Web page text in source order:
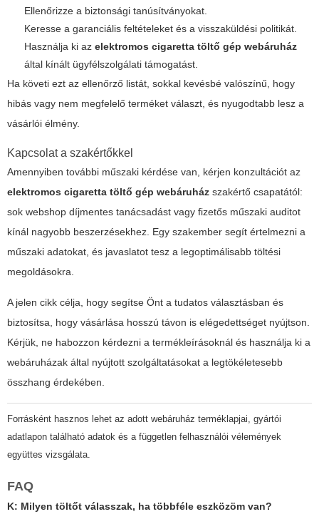
Ellenőrizze a biztonsági tanúsítványokat.
Keresse a garanciális feltételeket és a visszaküldési politikát.
Használja ki az elektromos cigaretta töltő gép webáruház
által kínált ügyfélszolgálati támogatást.
Ha követi ezt az ellenőrző listát, sokkal kevésbé valószínű, hogy
hibás vagy nem megfelelő terméket választ, és nyugodtabb lesz a
vásárlói élmény.
Kapcsolat a szakértőkkel
Amennyiben további műszaki kérdése van, kérjen konzultációt az
elektromos cigaretta töltő gép webáruház szakértő csapatától:
sok webshop díjmentes tanácsadást vagy fizetős műszaki auditot
kínál nagyobb beszerzésekhez. Egy szakember segít értelmezni a
műszaki adatokat, és javaslatot tesz a legoptimálisabb töltési
megoldásokra.
A jelen cikk célja, hogy segítse Önt a tudatos választásban és
biztosítsa, hogy vásárlása hosszú távon is elégedettséget nyújtson.
Kérjük, ne habozzon kérdezni a termékleírásoknál és használja ki a
webáruházak által nyújtott szolgáltatásokat a legtökéletesebb
összhang érdekében.
Forrásként hasznos lehet az adott webáruház terméklapjai, gyártói
adatlapon található adatok és a független felhasználói vélemények
együttes vizsgálata.
FAQ
K: Milyen töltőt válasszak, ha többféle eszközöm van?